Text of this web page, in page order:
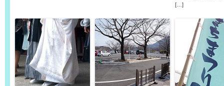
[…]